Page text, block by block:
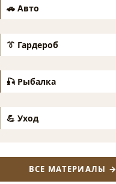
🚗 Авто
👔 Гардероб
🎣 Рыбалка
💪 Уход
ВСЕ МАТЕРИАЛЫ →